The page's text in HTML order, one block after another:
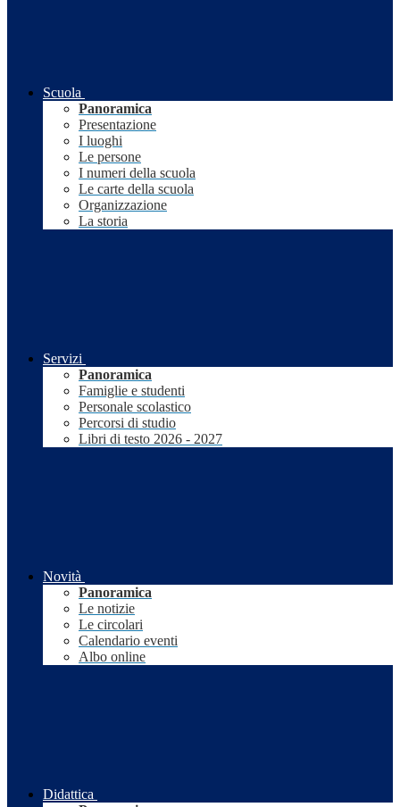
Scuola
Panoramica
Presentazione
I luoghi
Le persone
I numeri della scuola
Le carte della scuola
Organizzazione
La storia
Servizi
Panoramica
Famiglie e studenti
Personale scolastico
Percorsi di studio
Libri di testo 2026 - 2027
Novità
Panoramica
Le notizie
Le circolari
Calendario eventi
Albo online
Didattica